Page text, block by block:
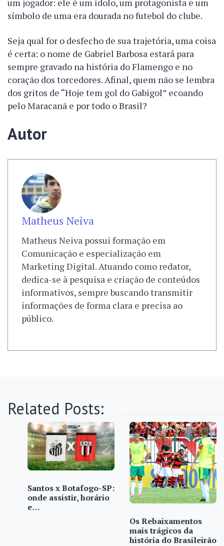
um jogador: ele é um ídolo, um protagonista e um
símbolo de uma era dourada no futebol do clube.
Seja qual for o desfecho de sua trajetória, uma coisa
é certa: o nome de Gabriel Barbosa estará para
sempre gravado na história do Flamengo e no
coração dos torcedores. Afinal, quem não se lembra
dos gritos de “Hoje tem gol do Gabigol” ecoando
pelo Maracanã e por todo o Brasil?
Autor
Matheus Neiva
Matheus Neiva possui formação em
Comunicação e especialização em
Marketing Digital. Atuando como redator,
dedica-se à pesquisa e criação de conteúdos
informativos, sempre buscando transmitir
informações de forma clara e precisa ao
público.
Related Posts:
Santos x Botafogo-SP:
onde assistir, horário
e…
Os Rebaixamentos
mais trágicos da
história do Brasileirão